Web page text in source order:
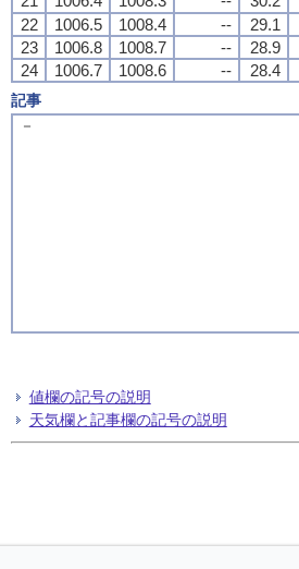
22
1006.5 1008.4 -- 29.1
23
1006.8 1008.7 -- 28.9
24
1006.7 1008.6 -- 28.4
記事
－
値欄の記号の説明
天気欄と記事欄の記号の説明